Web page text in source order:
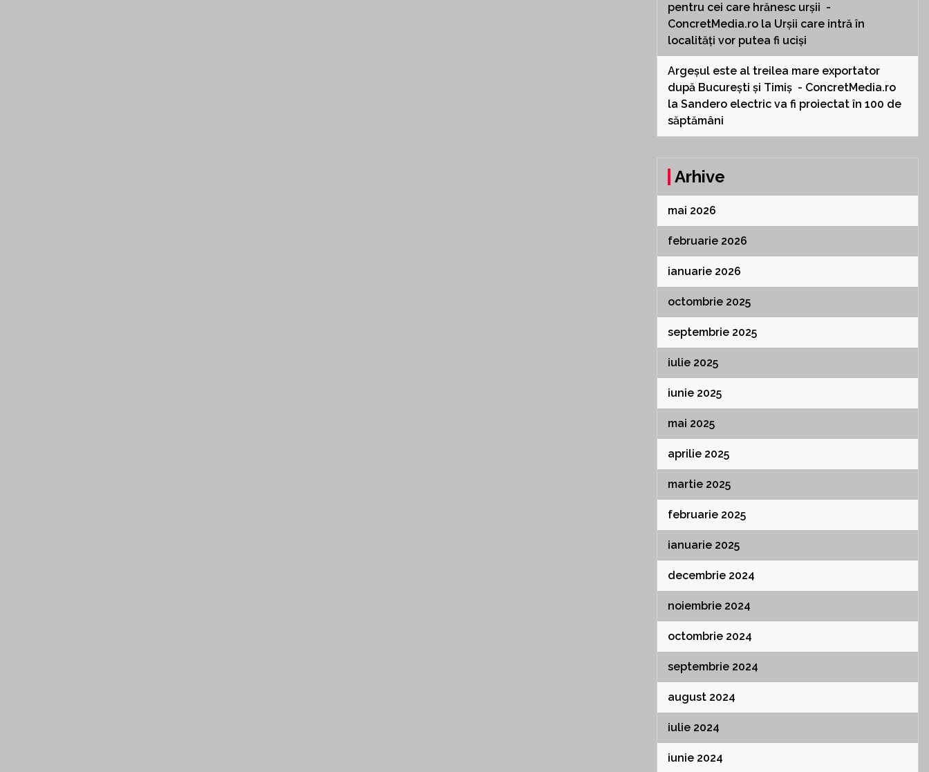
pentru cei care hrănesc urșii -
ConcretMedia.rola Urșii care intră în
localități vor putea fi uciși
Argeșul este al treilea mare exportator
după București și Timiș - ConcretMedia.ro
la Sandero electric va fi proiectat în 100 de
săptămâni
Arhive
mai 2026
februarie 2026
ianuarie 2026
octombrie 2025
septembrie 2025
iulie 2025
iunie 2025
mai 2025
aprilie 2025
martie 2025
februarie 2025
ianuarie 2025
decembrie 2024
noiembrie 2024
octombrie 2024
septembrie 2024
august 2024
iulie 2024
iunie 2024